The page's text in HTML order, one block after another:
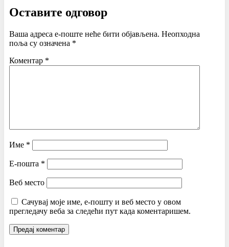
Оставите одговор
Ваша адреса е-поште неће бити објављена. Неопходна
поља су означена *
Коментар *
Име *
Е-пошта *
Веб место
Сачувај моје име, е-пошту и веб место у овом
прегледачу веба за следећи пут када коментаришем.